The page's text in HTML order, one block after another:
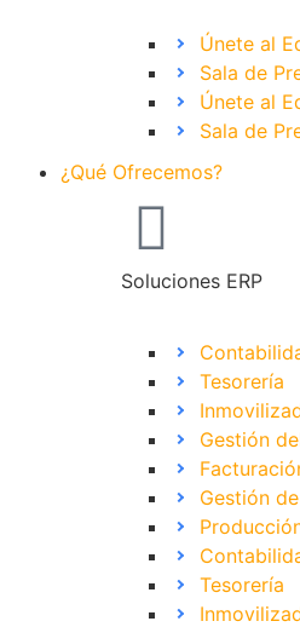
Únete al
Sala de
Únete al
Sala de
¿Qué Ofrecemos?
Soluciones ERP
Tesorería
Gestión
Gestión
Tesorería